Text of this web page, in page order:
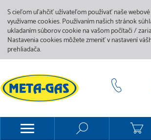
S cieľom uľahčiť užívateľom používať naše
využívame cookies. Používaním našich stránok
ukladaním súborov cookie na vašom počítači /
Nastavenia cookies môžete zmeniť v nastavení
prehliadača.